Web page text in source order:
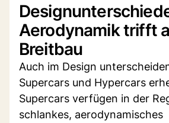
Aerodynamik trifft
Breitbau
Auch im Design
Supercars und Hypercars
Supercars verfügen in der
schlankes, aerodynamisches